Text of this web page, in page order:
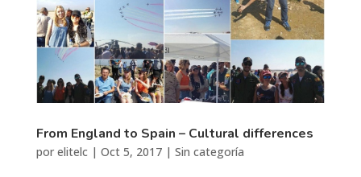
From England to Spain – Cultural differences
por elitelc| Oct 5, 2017| Sin categoría